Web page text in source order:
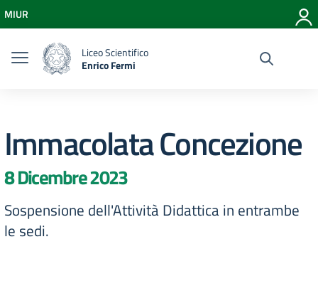
Vai al menu di navigazione
Vai al footer
MIUR
Liceo Scientifico
Enrico Fermi
Immacolata Concezione
8 Dicembre 2023
Sospensione dell'Attività Didattica in entrambe
le sedi.